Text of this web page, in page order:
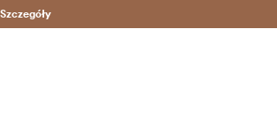
w 24h >
Szczegóły